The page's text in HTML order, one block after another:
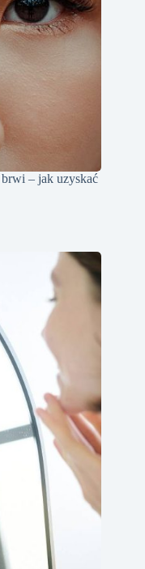
– jak uzyskać